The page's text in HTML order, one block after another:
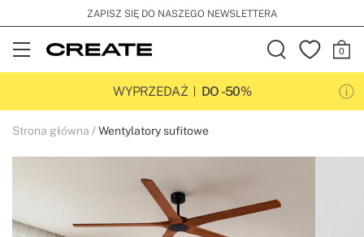
ZAPISZ SIĘ DO NASZEGO NEWSLETTERA
Open
Menu
WYPRZEDAŻ
DO -50%
Strona główna Wentylatory sufitowe